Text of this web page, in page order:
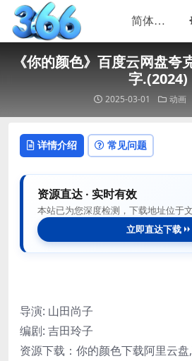
《你的颜色》百度云网盘夸
字.(2024)
2025-03-01 动画
详情介绍 常见问题
资源直达 · 实时有效
本站已为您深度检测，下载地址位于
立即直达下载
导演: 山田尚子
编剧: 吉田玲子
资源下载：你的颜色下载阿里云